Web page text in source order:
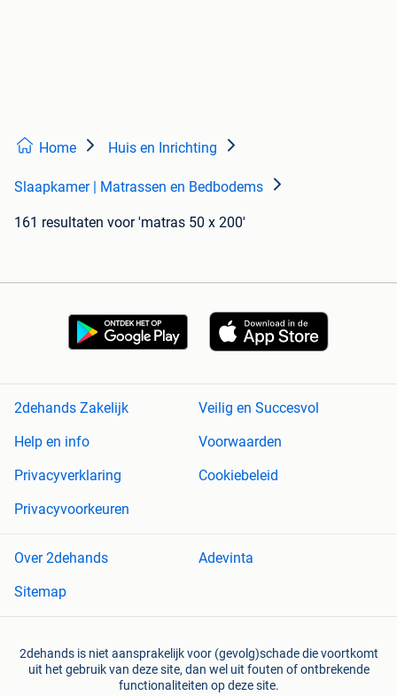
Home Huis en Inrichting
Slaapkamer | Matrassen en Bedbodems
161 resultaten voor 'matras 50 x 200'
2dehands Zakelijk
Veilig en Succesvol
Help en info
Voorwaarden
Privacyverklaring
Cookiebeleid
Privacyvoorkeuren
Over 2dehands
Adevinta
Sitemap
2dehands is niet aansprakelijk voor (gevolg)schade die voortkomt
uit het gebruik van deze site, dan wel uit fouten of ontbrekende
functionaliteiten op deze site.